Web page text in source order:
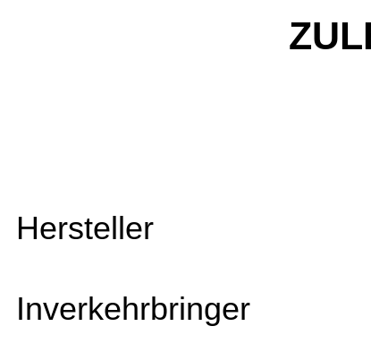
Hersteller
Inverkehrbringer